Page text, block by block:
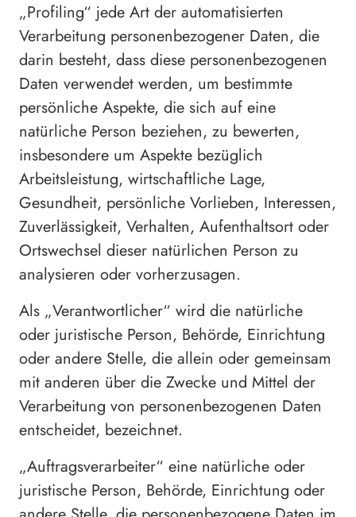
„Profiling“ jede Art der automatisierten
Verarbeitung personenbezogener Daten, die
darin besteht, dass diese personenbezogenen
Daten verwendet werden, um bestimmte
persönliche Aspekte, die sich auf eine
natürliche Person beziehen, zu bewerten,
insbesondere um Aspekte bezüglich
Arbeitsleistung, wirtschaftliche Lage,
Gesundheit, persönliche Vorlieben, Interessen,
Zuverlässigkeit, Verhalten, Aufenthaltsort oder
Ortswechsel dieser natürlichen Person zu
analysieren oder vorherzusagen.
Als „Verantwortlicher“ wird die natürliche
oder juristische Person, Behörde, Einrichtung
oder andere Stelle, die allein oder gemeinsam
mit anderen über die Zwecke und Mittel der
Verarbeitung von personenbezogenen Daten
entscheidet, bezeichnet.
„Auftragsverarbeiter“ eine natürliche oder
juristische Person, Behörde, Einrichtung oder